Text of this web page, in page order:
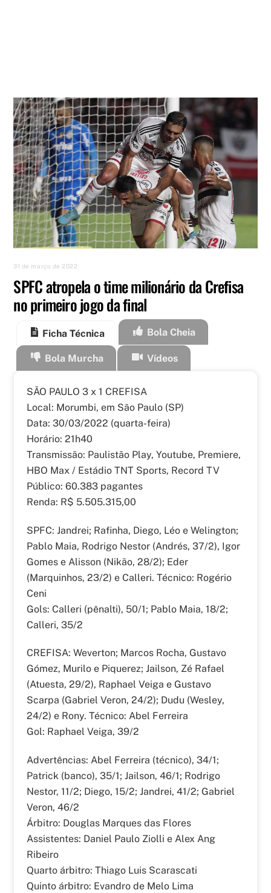
31 de março de 2022
SPFC atropela o time milionário da Crefisa
no primeiro jogo da final
Ficha Técnica Bola Cheia
Bola Murcha Vídeos
SÃO PAULO 3 x 1 CREFISA
Local: Morumbi, em São Paulo (SP)
Data: 30/03/2022 (quarta-feira)
Horário: 21h40
Transmissão: Paulistão Play, Youtube, Premiere,
HBO Max / Estádio TNT Sports, Record TV
Público: 60.383 pagantes
Renda: R$ 5.505.315,00
SPFC: Jandrei; Rafinha, Diego, Léo e Welington;
Pablo Maia, Rodrigo Nestor (Andrés, 37/2), Igor
Gomes e Alisson (Nikão, 28/2); Eder
(Marquinhos, 23/2) e Calleri. Técnico: Rogério
Ceni
Gols: Calleri (pênalti), 50/1; Pablo Maia, 18/2;
Calleri, 35/2
CREFISA: Weverton; Marcos Rocha, Gustavo
Gómez, Murilo e Piquerez; Jailson, Zé Rafael
(Atuesta, 29/2), Raphael Veiga e Gustavo
Scarpa (Gabriel Veron, 24/2); Dudu (Wesley,
24/2) e Rony. Técnico: Abel Ferreira
Gol: Raphael Veiga, 39/2
Advertências: Abel Ferreira (técnico), 34/1;
Patrick (banco), 35/1; Jailson, 46/1; Rodrigo
Nestor, 11/2; Diego, 15/2; Jandrei, 41/2; Gabriel
Veron, 46/2
Árbitro: Douglas Marques das Flores
Assistentes: Daniel Paulo Ziolli e Alex Ang
Ribeiro
Quarto árbitro: Thiago Luis Scarascati
Quinto árbitro: Evandro de Melo Lima